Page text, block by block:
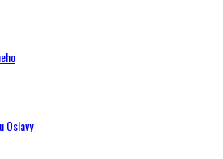
Oslavy